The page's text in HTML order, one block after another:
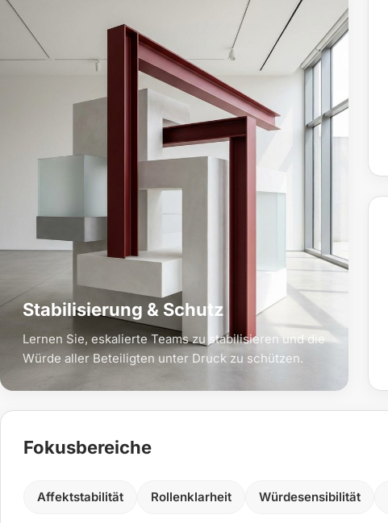
Stabilisierung & Schutz
Lernen Sie, eskalierte Teams zu stabilisieren und die
Würde aller Beteiligten unter Druck zu schützen.
Fokusbereiche
Affektstabilität Rollenklarheit Würdesensibilität